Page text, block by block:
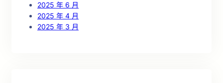
2025 年 6 月
2025 年 4 月
2025 年 3 月